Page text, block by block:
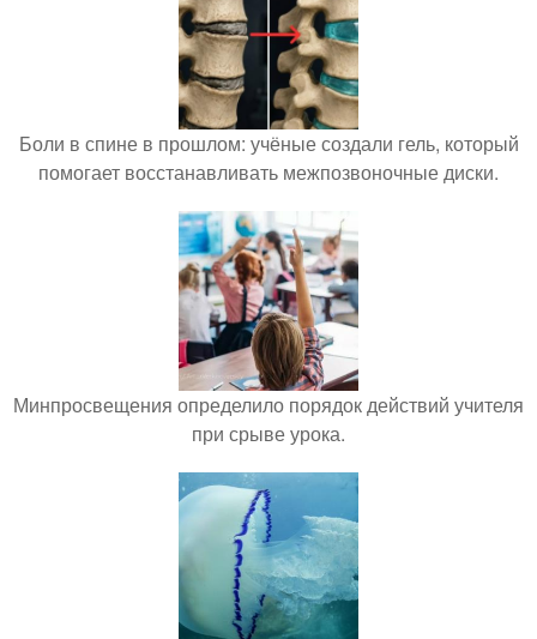
Боли в спине в прошлом: учёные создали гель, который
помогает восстанавливать межпозвоночные диски.
Минпросвещения определило порядок действий учителя
при срыве урока.